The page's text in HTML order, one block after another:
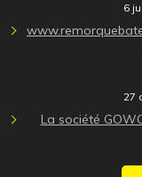
6
27
La société